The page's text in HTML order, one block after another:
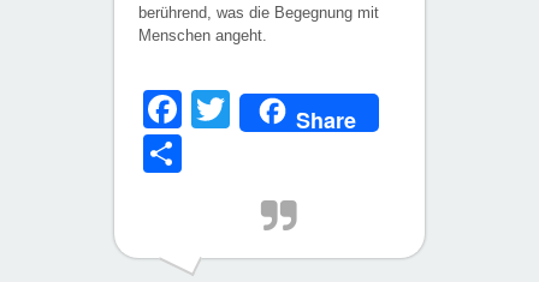
berührend, was die Begegnung mit
Menschen angeht.
Facebook
Twitter
Share